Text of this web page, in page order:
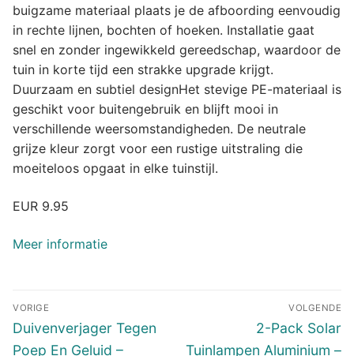
buigzame materiaal plaats je de afboording eenvoudig
in rechte lijnen, bochten of hoeken. Installatie gaat
snel en zonder ingewikkeld gereedschap, waardoor de
tuin in korte tijd een strakke upgrade krijgt.
Duurzaam en subtiel designHet stevige PE-materiaal is
geschikt voor buitengebruik en blijft mooi in
verschillende weersomstandigheden. De neutrale
grijze kleur zorgt voor een rustige uitstraling die
moeiteloos opgaat in elke tuinstijl.
EUR 9.95
Meer informatie
Bericht
navigatie
VORIGE
Vorig
bericht:
Duivenverjager Tegen
Poep En Geluid –
VOLGENDE
Volgend
bericht:
2-Pack Solar
Tuinlampen Aluminium –